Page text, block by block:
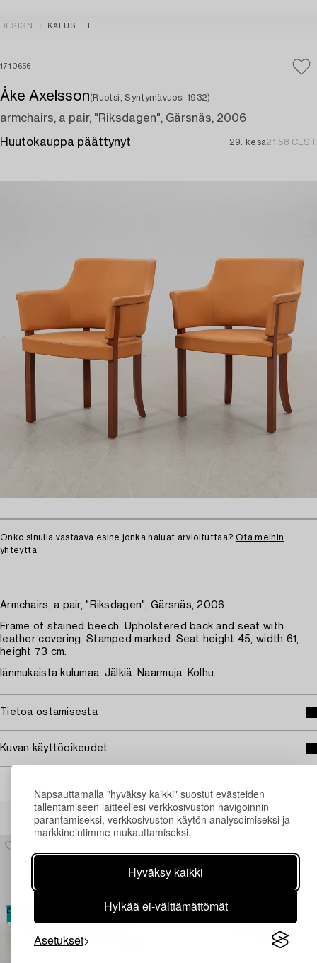
Napsauttamalla "hyväksy kaikki" suostut evästeiden
tallentamiseen laitteellesi verkkosivuston navigoinnin
parantamiseksi, verkkosivuston käytön analysoimiseksi ja
markkinointimme mukauttamiseksi.
Hyväksy kaikki
Hylkää ei-välttämättömät
Asetukset
DESIGN KALUSTEET
1710656
Åke Axelsson(Ruotsi, Syntymävuosi 1932)
armchairs, a pair, "Riksdagen", Gärsnäs, 2006
Huutokauppa päättynyt 29. kesä21:58 CEST
Onko sinulla vastaava esine jonka haluat arvioituttaa? Ota meihin
yhteyttä
Armchairs, a pair, "Riksdagen", Gärsnäs, 2006
Frame of stained beech. Upholstered back and seat with
leather covering. Stamped marked. Seat height 45, width 61,
height 73 cm.
Iänmukaista kulumaa. Jälkiä. Naarmuja. Kolhu.
Tietoa ostamisesta
Kuvan käyttöoikeudet
Muiden katsomia kohteita